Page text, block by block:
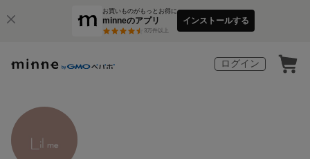
お買いものがもっとお得に
minneのアプリ
3万件以上
インストールする
ログイン